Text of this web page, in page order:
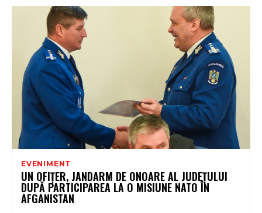
EVENIMENT
UN OFIŢER, JANDARM DE ONOARE AL JUDEŢULUI
DUPĂ PARTICIPAREA LA O MISIUNE NATO ÎN
AFGANISTAN